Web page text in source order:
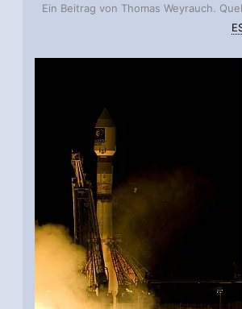
Ein Beitrag von Thomas Weyrauch.